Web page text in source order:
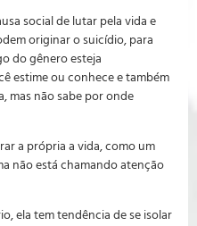
social de lutar pela vida e
originar o suicídio, para
do gênero esteja
estime ou conhece e também
mas não sabe por onde
a própria a vida, como um
não está chamando atenção
ela tem tendência de se isolar